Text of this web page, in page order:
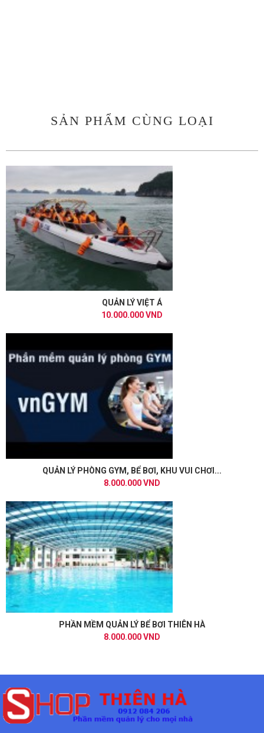
SẢN PHẨM CÙNG LOẠI
QUẢN LÝ VIỆT Á
10.000.000 VND
QUẢN LÝ PHÒNG GYM, BỂ BƠI, KHU VUI CHƠI...
8.000.000 VND
PHẦN MỀM QUẢN LÝ BỂ BƠI THIÊN HÀ
8.000.000 VND